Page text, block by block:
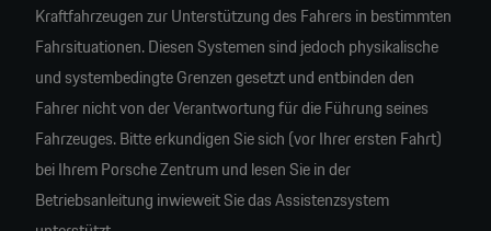
Kraftfahrzeugen zur Unterstützung des Fahrers in bestimmten
Fahrsituationen. Diesen Systemen sind jedoch physikalische
und systembedingte Grenzen gesetzt und entbinden den
Fahrer nicht von der Verantwortung für die Führung seines
Fahrzeuges. Bitte erkundigen Sie sich (vor Ihrer ersten Fahrt)
bei Ihrem Porsche Zentrum und lesen Sie in der
Betriebsanleitung inwieweit Sie das Assistenzsystem